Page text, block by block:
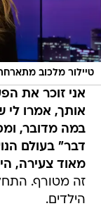
טיילור מלכוב
אני זוכר את
אותך, אמרו לי
במה מדובר,
דבר" בעולם
מאוד צעירה,
הילדים.